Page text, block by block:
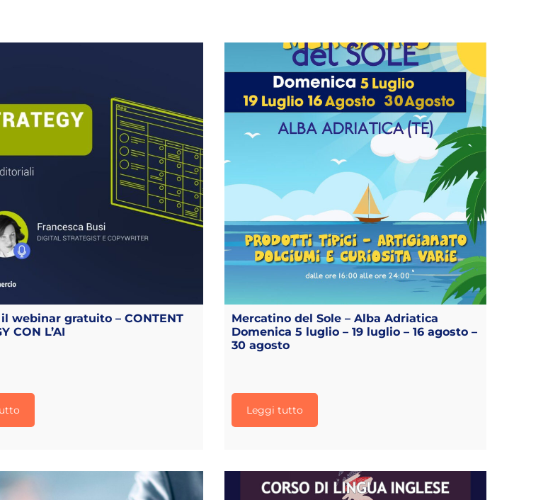
webinar gratuito – CONTENT
CON L’AI
Mercatino del Sole – Alba Adriatica
Domenica 5 luglio – 19 luglio – 16 agosto –
30 agosto
Leggi tutto